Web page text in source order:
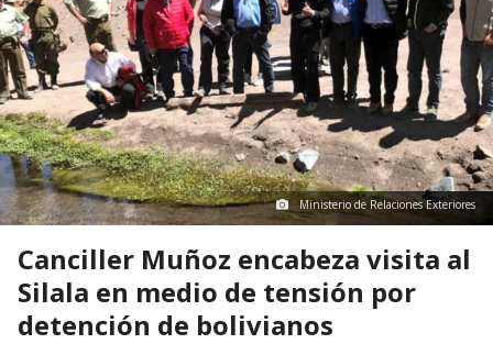
Ministerio de Relaciones Exteriores
Canciller Muñoz encabeza visita al
Silala en medio de tensión por
detención de bolivianos